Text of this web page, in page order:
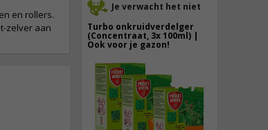
Je verwacht het niet
Turbo onkruidverdelger
(Concentraat, 3x 100ml) |
Ook voor je gazon!
40,
en rollers.
zelver aan